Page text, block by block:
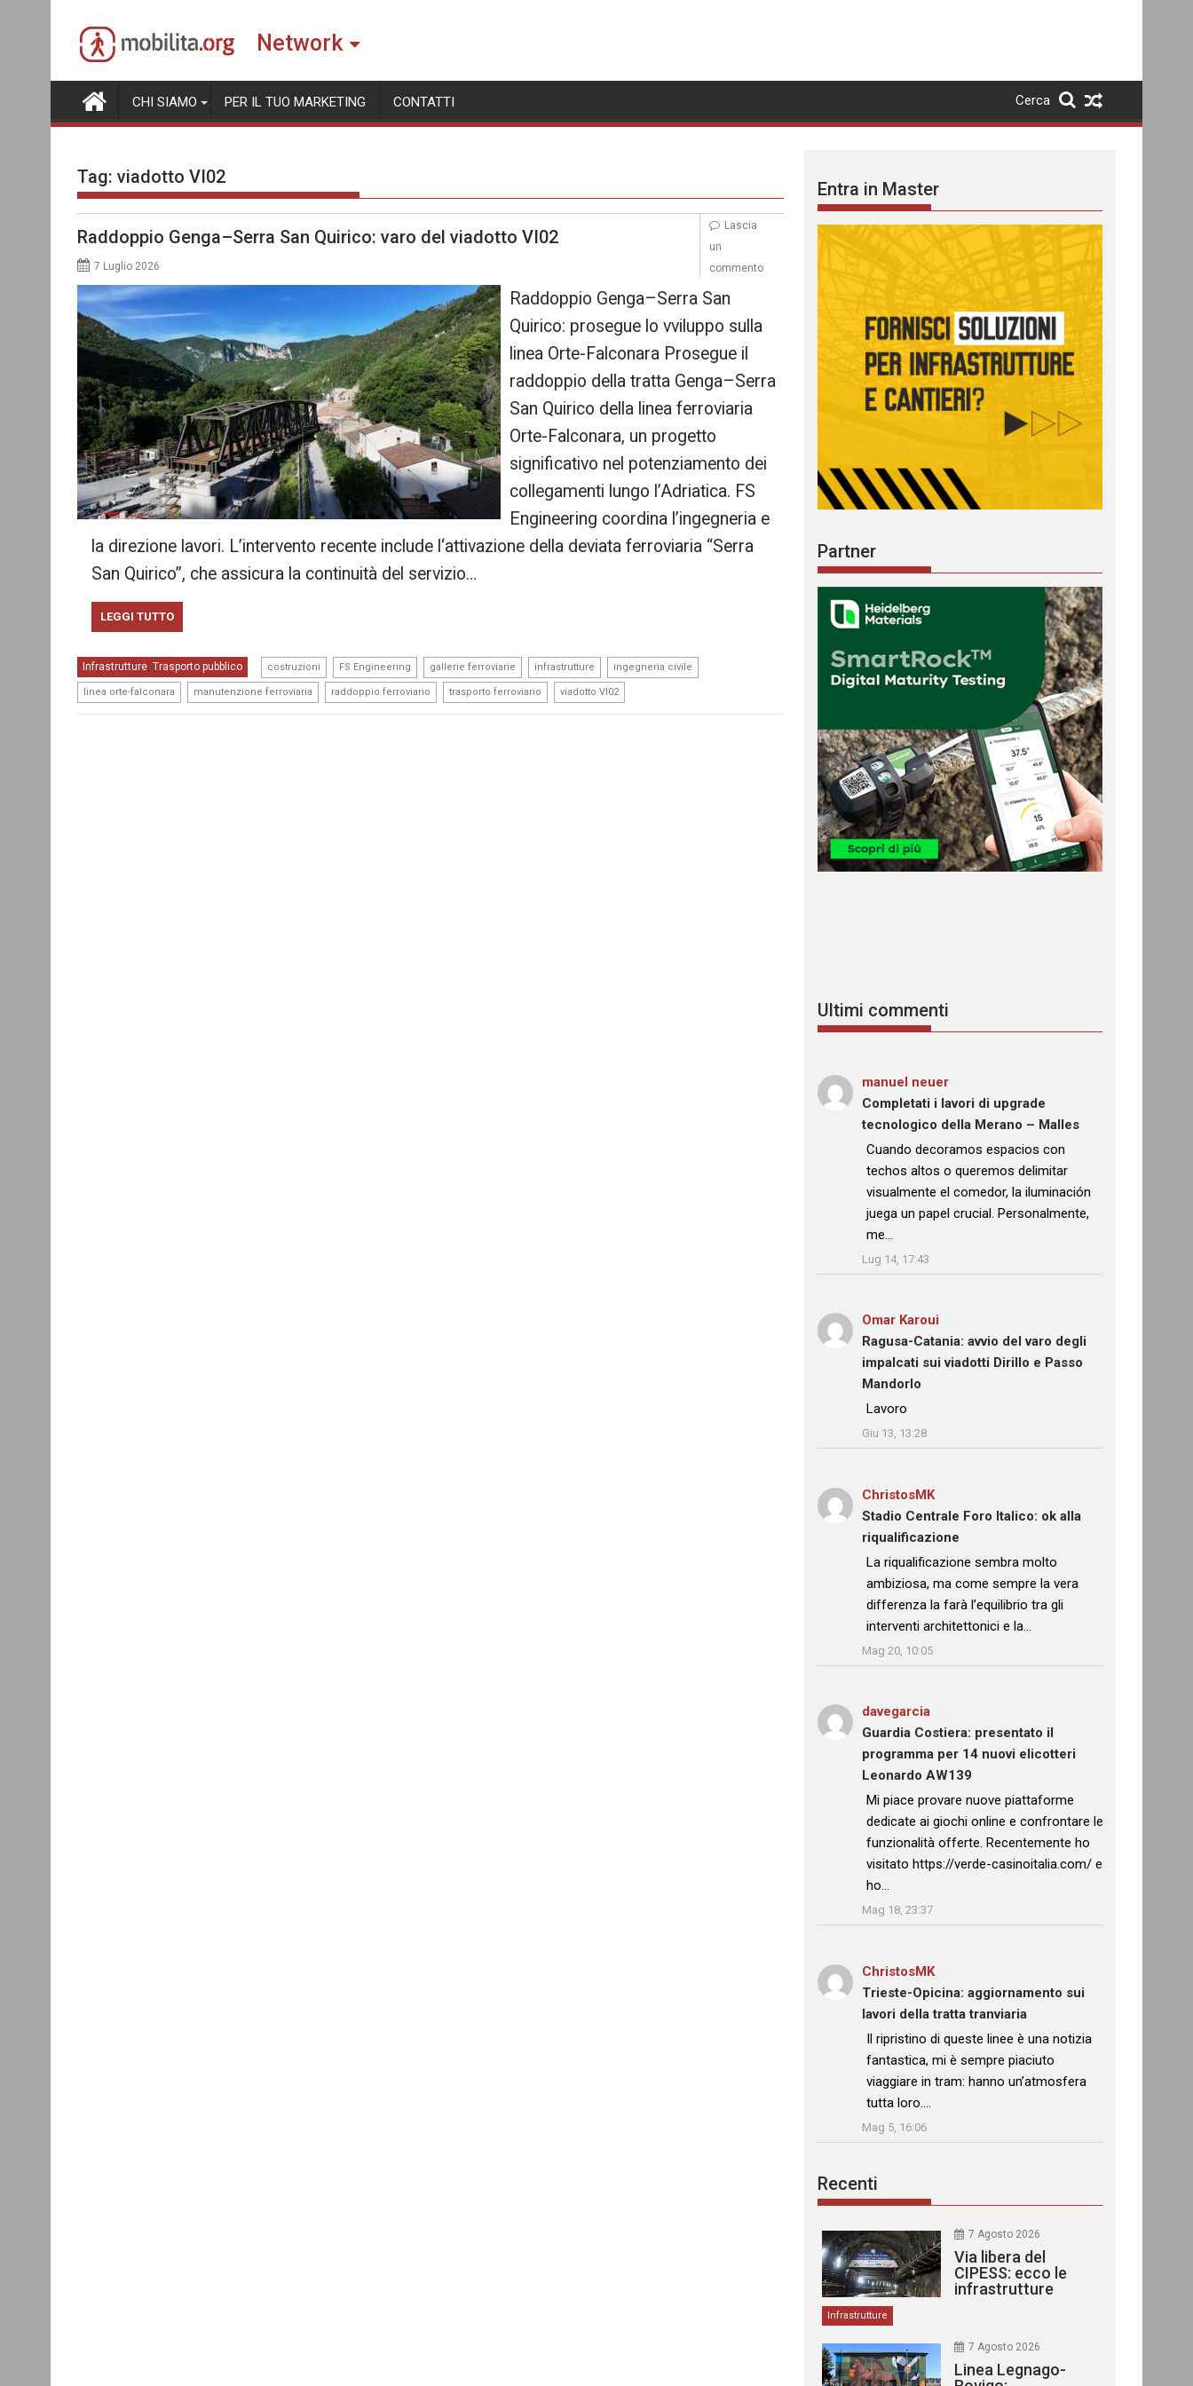
content
Network
CHI SIAMO PER IL TUO MARKETING CONTATTI Cerca
Tag: viadotto VI02
Raddoppio Genga–Serra San Quirico: varo del viadotto VI02
7 Luglio 2026
Raddoppio Genga–Serra San
Quirico: prosegue lo vviluppo sulla
linea Orte-Falconara Prosegue il
raddoppio della tratta Genga–Serra
San Quirico della linea ferroviaria
Orte-Falconara, un progetto
significativo nel potenziamento dei
collegamenti lungo l’Adriatica. FS
Engineering coordina l’ingegneria e
la direzione lavori. L’intervento recente include l‘attivazione della deviata ferroviaria “Serra
San Quirico”, che assicura la continuità del servizio…
LEGGI TUTTO
Infrastrutture, Trasporto pubblico costruzioni FS Engineering gallerie ferroviarie infrastrutture ingegneria civile
linea orte-falconara manutenzione ferroviaria raddoppio ferroviario trasporto ferroviario viadotto VI02
Lascia
un
commento
Entra in Master
Partner
Ultimi commenti
manuel neuer
Completati i lavori di upgrade
tecnologico della Merano – Malles
: “
Cuando decoramos espacios con
techos altos o queremos delimitar
visualmente el comedor, la iluminación
juega un papel crucial. Personalmente,
me…
Lug 14, 17:43
Omar Karoui
Ragusa-Catania: avvio del varo degli
impalcati sui viadotti Dirillo e Passo
Mandorlo
: “Lavoro
Giu 13, 13:28
ChristosMKsu
Stadio Centrale Foro Italico: ok alla
riqualificazione
: “La riqualificazione sembra molto
ambiziosa, ma come sempre la vera
differenza la farà l’equilibrio tra gli
interventi architettonici e la…
Mag 20, 10:05
davegarcia
Guardia Costiera: presentato il
programma per 14 nuovi elicotteri
Leonardo AW139
: “
Mi piace provare nuove piattaforme
dedicate ai giochi online e confrontare le
funzionalità offerte. Recentemente ho
visitato https://verde-casinoitalia.com/ e
ho…
Mag 18, 23:37
ChristosMKsu
Trieste-Opicina: aggiornamento sui
lavori della tratta tranviaria
: “
Il ripristino di queste linee è una notizia
fantastica, mi è sempre piaciuto
viaggiare in tram: hanno un’atmosfera
tutta loro.…
Mag 5, 16:06
Recenti
7 Agosto 2026
Via libera del
CIPESS: ecco le
infrastrutture
Infrastrutture
7 Agosto 2026
Linea Legnago-